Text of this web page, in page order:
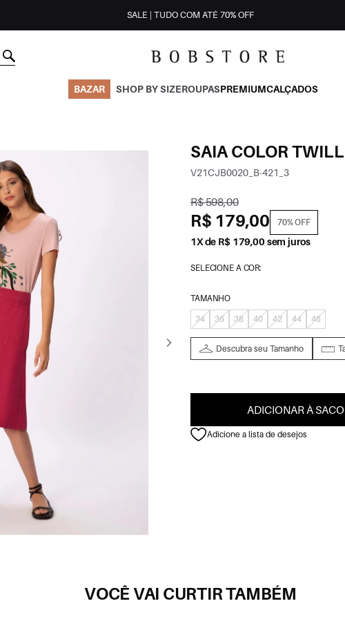
SALE | TUDO COM ATÉ 70% OFF
BAZAR SHOP BY SIZEROUPASPREMIUMCALÇADOS
SAIA COLOR
V21CJB0020_B-421_3
R$ 598,00
R$ 179,00 70% OFF
1X de R$ 179,00 sem juros
SELECIONE A COR:
TAMANHO
34
36 38 40 42 44 46
Descubra seu Tamanho
ADICIONAR À
Adicione a lista de desejos
VOCÊ VAI CURTIR TAMBÉM